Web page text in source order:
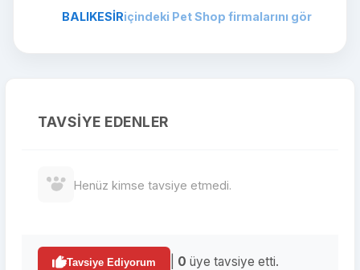
BALIKESİRiçindeki Pet Shop firmalarını gör
TAVSIYE EDENLER
Henüz kimse tavsiye etmedi.
Tavsiye Ediyorum 0 üye tavsiye etti.